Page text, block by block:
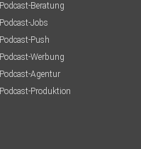
Podcast-Beratung
Podcast-Jobs
Podcast-Push
Podcast-Werbung
Podcast-Agentur
Podcast-Produktion